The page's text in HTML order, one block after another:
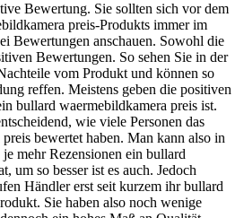
Bewertung. Sie sollten sich vor dem
preis-Produkts immer im
Bewertungen anschauen. Sowohl die
Bewertungen. So sehen Sie in der
vom Produkt und können so
reffen. Meistens geben die positiven
bullard waermebildkamera preis ist.
wie viele Personen das
bewertet haben. Man kann also in
mehr Rezensionen ein bullard
um so besser ist es auch. Jedoch
Händler erst seit kurzem ihr bullard
Sie haben also noch wenige